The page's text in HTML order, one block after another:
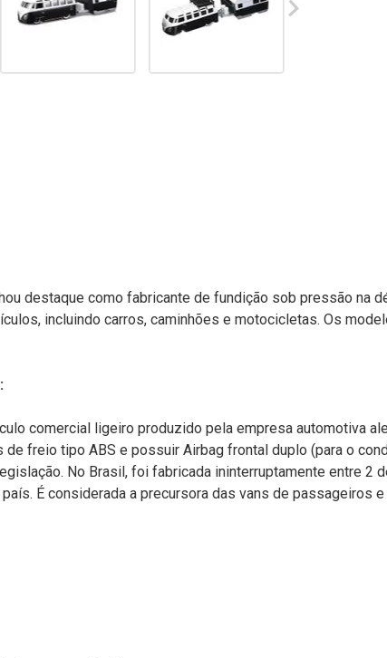
destaque como fabricante de fundição sob pressão
incluindo carros, caminhões e motocicletas. Os
comercial ligeiro produzido pela empresa automotiva
freio tipo ABS e possuir Airbag frontal duplo (para o
No Brasil, foi fabricada ininterruptamente entre
É considerada a precursora das vans de passageiros e